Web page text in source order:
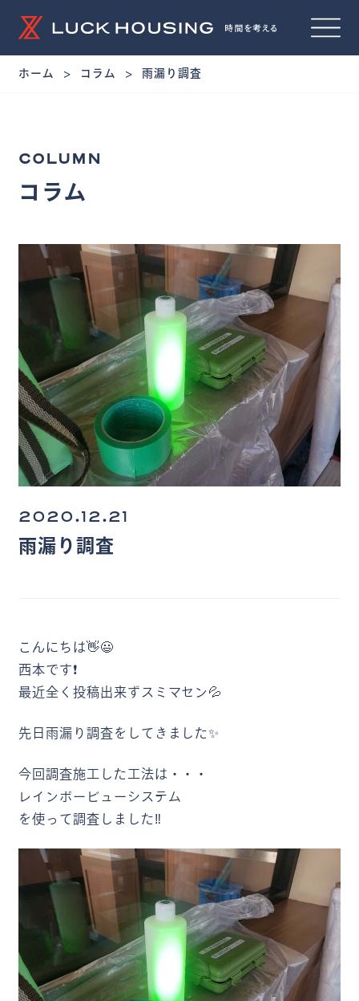
ホーム コラム 雨漏り調査
COLUMN
コラム
雨漏り調査
2020.12.21
こんにちは👋😃
西本です❗
最近全く投稿出来ずスミマセン💦
先日雨漏り調査をしてきました✨
今回調査施工した工法は・・・
レインボービューシステム
を使って調査しました‼️